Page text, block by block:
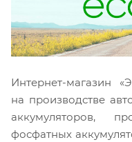
Интернет-магазин
на производстве
аккумуляторов,
фосфатных